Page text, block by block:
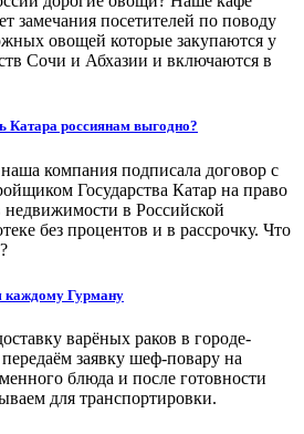
замечания посетителей по поводу
овощей которые закупаются у
Сочи и Абхазии и включаются в
Катара россиянам выгодно?
компания подписала договор с
Государства Катар на право
недвижимости в Российской
без процентов и в рассрочку. Что
Гурману
варёных раков в городе-
заявку шеф-повару на
блюда и после готовности
для транспортировки.